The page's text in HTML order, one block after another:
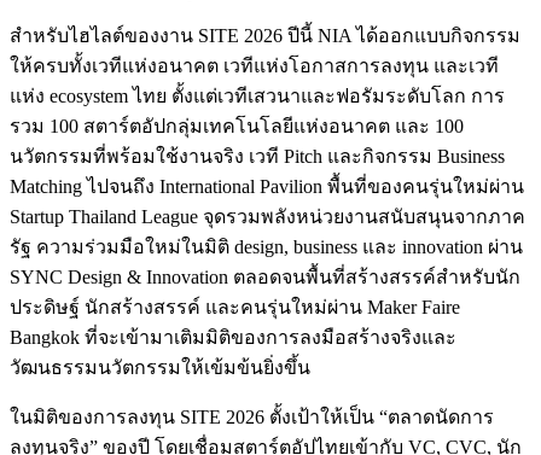
สำหรับไฮไลต์ของงาน SITE 2026 ปีนี้ NIA ได้ออกแบบกิจกรรม
ให้ครบทั้งเวทีแห่งอนาคต เวทีแห่งโอกาสการลงทุน และเวที
แห่ง ecosystem ไทย ตั้งแต่เวทีเสวนาและฟอรัมระดับโลก การ
รวม 100 สตาร์ตอัปกลุ่มเทคโนโลยีแห่งอนาคต และ 100
นวัตกรรมที่พร้อมใช้งานจริง เวที Pitch และกิจกรรม Business
Matching ไปจนถึง International Pavilion พื้นที่ของคนรุ่นใหม่ผ่าน
Startup Thailand League จุดรวมพลังหน่วยงานสนับสนุนจากภาค
รัฐ ความร่วมมือใหม่ในมิติ design, business และ innovation ผ่าน
SYNC Design & Innovation ตลอดจนพื้นที่สร้างสรรค์สำหรับนัก
ประดิษฐ์ นักสร้างสรรค์ และคนรุ่นใหม่ผ่าน Maker Faire
Bangkok ที่จะเข้ามาเติมมิติของการลงมือสร้างจริงและ
วัฒนธรรมนวัตกรรมให้เข้มข้นยิ่งขึ้น
ในมิติของการลงทุน SITE 2026 ตั้งเป้าให้เป็น “ตลาดนัดการ
ลงทุนจริง” ของปี โดยเชื่อมสตาร์ตอัปไทยเข้ากับ VC, CVC, นัก